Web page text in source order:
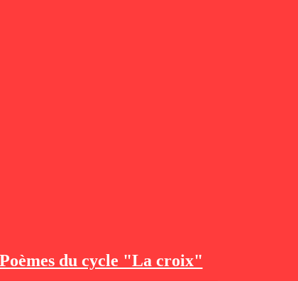
Poèmes du cycle "La croix"